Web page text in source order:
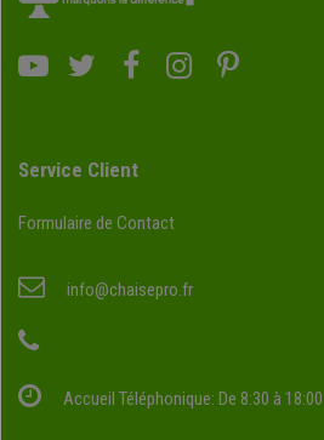
Service Client
Formulaire de Contact
info@chaisepro.fr
Accueil Téléphonique: De 8:30 à 18:00